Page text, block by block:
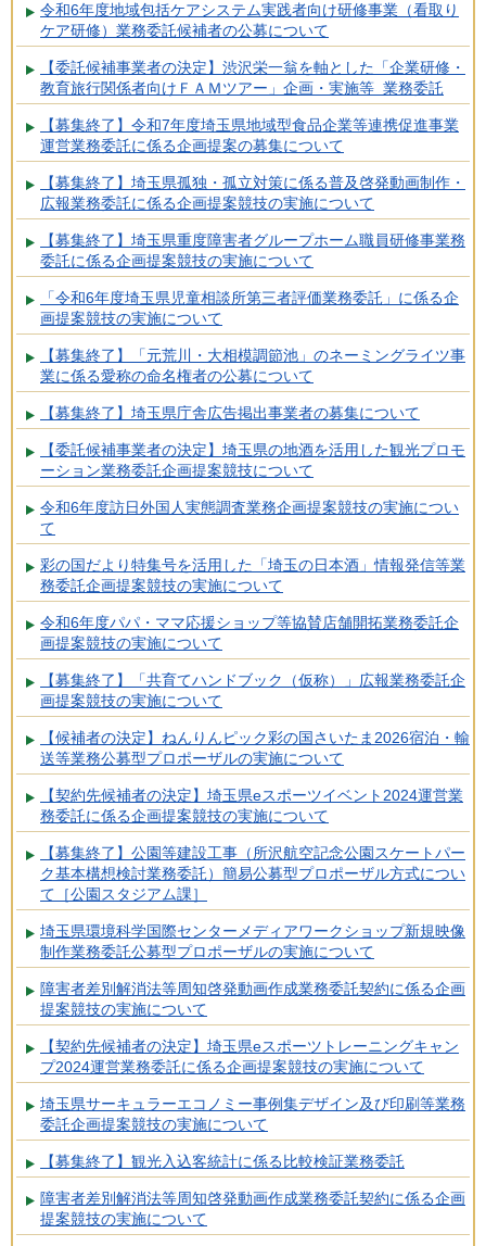
令和6年度地域包括ケアシステム実践者向け研修事業（看取り
ケア研修）業務委託候補者の公募について
【委託候補事業者の決定】渋沢栄一翁を軸とした「企業研修・
教育旅行関係者向けＦＡＭツアー」企画・実施等 業務委託
【募集終了】令和7年度埼玉県地域型食品企業等連携促進事業
運営業務委託に係る企画提案の募集について
【募集終了】埼玉県孤独・孤立対策に係る普及啓発動画制作・
広報業務委託に係る企画提案競技の実施について
【募集終了】埼玉県重度障害者グループホーム職員研修事業務
委託に係る企画提案競技の実施について
「令和6年度埼玉県児童相談所第三者評価業務委託」に係る企
画提案競技の実施について
【募集終了】「元荒川・大相模調節池」のネーミングライツ事
業に係る愛称の命名権者の公募について
【募集終了】埼玉県庁舎広告掲出事業者の募集について
【委託候補事業者の決定】埼玉県の地酒を活用した観光プロモ
ーション業務委託企画提案競技について
令和6年度訪日外国人実態調査業務企画提案競技の実施につい
て
彩の国だより特集号を活用した「埼玉の日本酒」情報発信等業
務委託企画提案競技の実施について
令和6年度パパ・ママ応援ショップ等協賛店舗開拓業務委託企
画提案競技の実施について
【募集終了】「共育てハンドブック（仮称）」広報業務委託企
画提案競技の実施について
【候補者の決定】ねんりんピック彩の国さいたま2026宿泊・輸
送等業務公募型プロポーザルの実施について
【契約先候補者の決定】埼玉県eスポーツイベント2024運営業
務委託に係る企画提案競技の実施について
【募集終了】公園等建設工事（所沢航空記念公園スケートパー
ク基本構想検討業務委託）簡易公募型プロポーザル方式につい
て［公園スタジアム課］
埼玉県環境科学国際センターメディアワークショップ新規映像
制作業務委託公募型プロポーザルの実施について
障害者差別解消法等周知啓発動画作成業務委託契約に係る企画
提案競技の実施について
【契約先候補者の決定】埼玉県eスポーツトレーニングキャン
プ2024運営業務委託に係る企画提案競技の実施について
埼玉県サーキュラーエコノミー事例集デザイン及び印刷等業務
委託企画提案競技の実施について
【募集終了】観光入込客統計に係る比較検証業務委託
障害者差別解消法等周知啓発動画作成業務委託契約に係る企画
提案競技の実施について